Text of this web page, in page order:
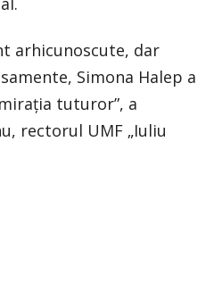
arhicunoscute, dar
Simona Halep a
tuturor”, a
rectorul UMF „Iuliu